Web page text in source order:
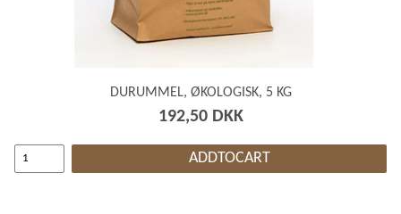
DURUMMEL, ØKOLOGISK, 5 KG
192,50 DKK
ADDTOCART